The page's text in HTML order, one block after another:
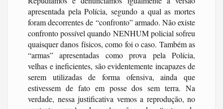
apresentada pela Polícia, segundo a qual as mortes
foram decorrentes de “confronto” armado. Não existe
confronto possível quando NENHUM policial sofreu
quaisquer danos físicos, como foi o caso. Também as
“armas” apresentadas como prova pela Polícia,
velhas e ineficientes, são evidentemente incapazes de
serem utilizadas de forma ofensiva, ainda que
estivessem de fato em posse dos sem terra. Na
verdade, nessa justificativa vemos a reprodução, no